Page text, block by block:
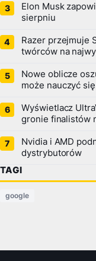
Elon Musk
sierpniu
Razer przejmuje
twórców na
Nowe oblicze
może nauczyć
Wyświetlacz
gronie finalistów
Nvidia i AMD
dystrybutorów
TAGI
google